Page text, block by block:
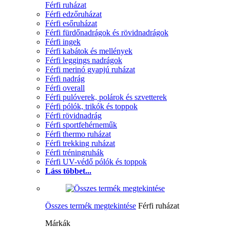
Férfi ruházat
Férfi edzőruházat
Férfi esőruházat
Férfi fürdőnadrágok és rövidnadrágok
Férfi ingek
Férfi kabátok és mellények
Férfi leggings nadrágok
Férfi merinó gyapjú ruházat
Férfi nadrág
Férfi overall
Férfi pulóverek, polárok és szvetterek
Férfi pólók, trikók és toppok
Férfi rövidnadrág
Férfi sportfehérneműk
Férfi thermo ruházat
Férfi trekking ruházat
Férfi tréningruhák
Férfi UV-védő pólók és toppok
Láss többet...
Összes termék megtekintése Férfi ruházat
Márkák